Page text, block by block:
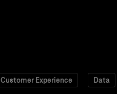
Customer Experience Data